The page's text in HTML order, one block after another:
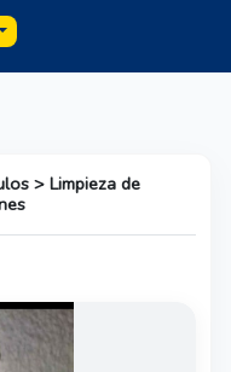
> Limpieza de